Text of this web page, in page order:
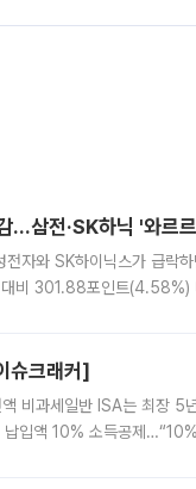
삼전·SK하닉 '와르
자와 SK하이닉스가 급락
대비 301.88포인트
슈크래커]
비과세일반 ISA는 최장 5
입액 10% 소득공제